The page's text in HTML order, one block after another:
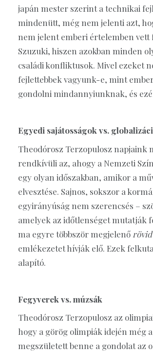
japán mester szerint a technikai
mindenütt, még nem jelenti azt,
nem jelent emberi értelemben vett
Szuzuki, hiszen azokban minden
családi konfliktusok. Mivel ezeket
fejlettebbek vagyunk-e, mint
gondolni mindannyiunknak, és
Egyedi sajátosságok vs.
Theodórosz Terzopulosz napjaink
rendkívüli az, ahogy a Nemzeti
egy olyan időszakban, amikor a
elvesztése. Sajnos, sokszor a
egyirányúság nem szerencsés –
amelyek az időtlenséget mutatják
ma egyre többször megjelenő
emlékezetet hívják elő. Ezek
alapító.
Fegyverek vs. múzsák
Theodórosz Terzopulosz az
hogy a görög olimpiák idején még
megszületett benne a gondolat az